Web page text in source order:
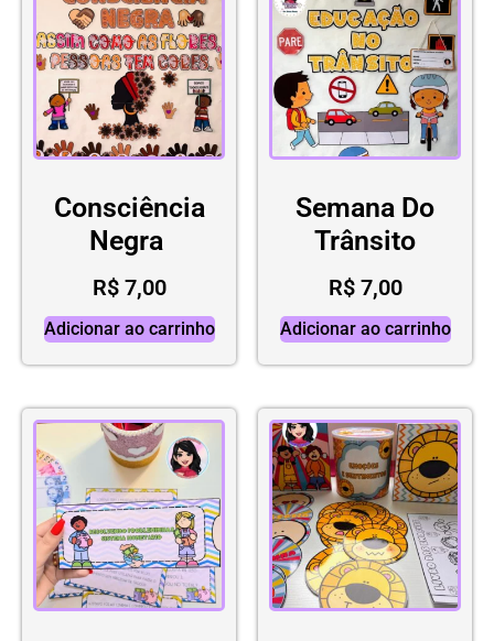
Consciência
Negra
R$7,00
Adicionar ao carrinho
Semana Do
Trânsito
R$7,00
Adicionar ao carrinho